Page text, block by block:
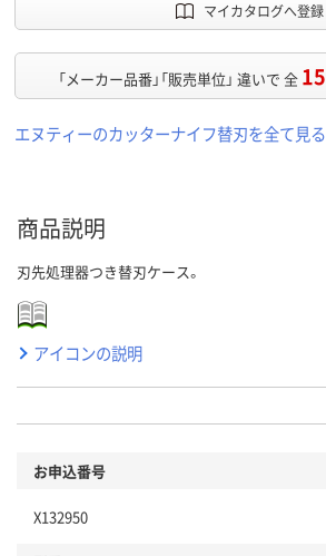
マイカタログへ登録
「メーカー品番」「販売単位」 違いで 全 15
エヌティーのカッターナイフ替刃を全て見る
商品説明
刃先処理器つき替刃ケース。
アイコンの説明
お申込番号
X132950